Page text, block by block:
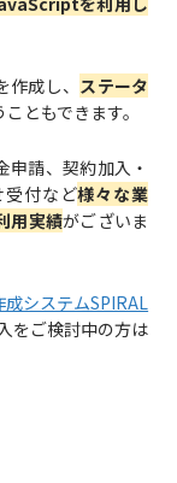
成し、 ステータ
こともできます。
請、契約加入・
受付など様々な業
用実績がございま
システムSPIRAL
をご検討中の方は